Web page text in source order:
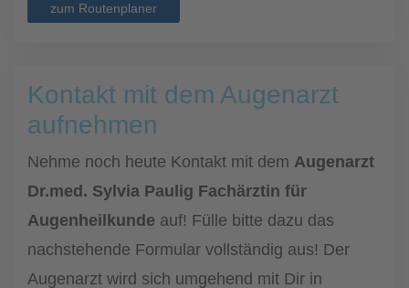
zum Routenplaner
Kontakt mit dem Augenarzt
aufnehmen
Nehme noch heute Kontakt mit dem Augenarzt
Dr.med. Sylvia Paulig Fachärztin für
Augenheilkunde auf! Fülle bitte dazu das
nachstehende Formular vollständig aus! Der
Augenarzt wird sich umgehend mit Dir in